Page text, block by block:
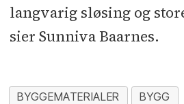
langvarig sløsing og
sier Sunniva Baarnes.
BYGGEMATERIALER BYGG